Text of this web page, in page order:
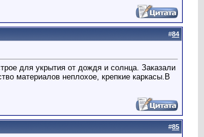
#84
для укрытия от дождя и солнца. Заказали
материалов неплохое, крепкие каркасы.В
#85